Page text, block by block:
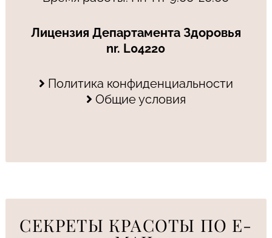
Лицензия Департамента Здоровья
nr. L04220
Политика конфиденциальности
Общие условия
СЕКРЕТЫ КРАСОТЫ ПО E-